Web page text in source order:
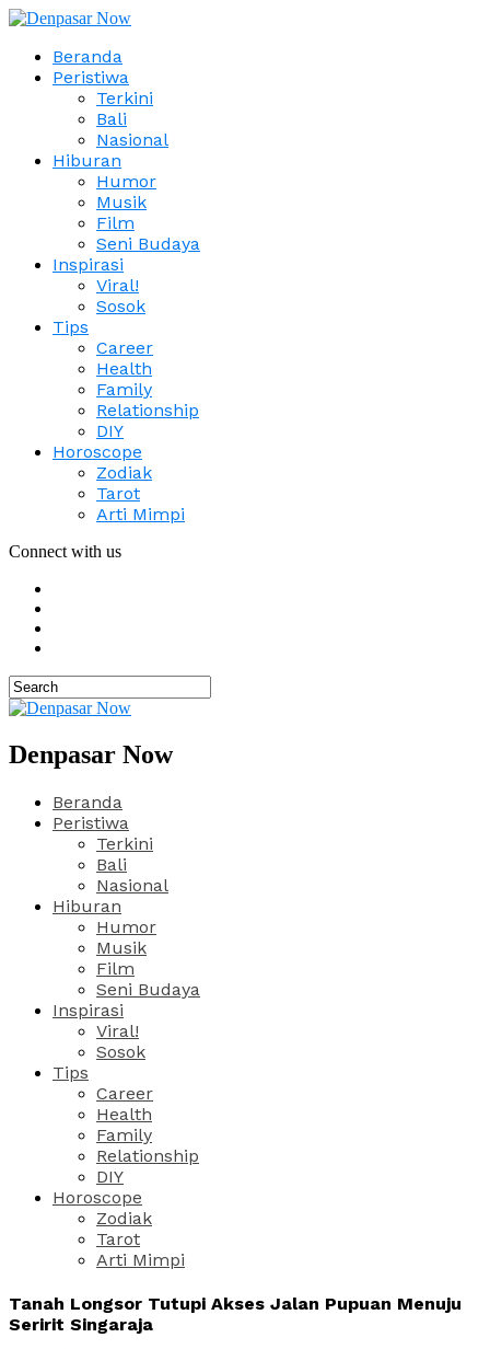
Beranda
Peristiwa
Terkini
Bali
Nasional
Hiburan
Humor
Musik
Film
Seni Budaya
Inspirasi
Viral!
Sosok
Tips
Career
Health
Family
Relationship
DIY
Horoscope
Zodiak
Tarot
Arti Mimpi
Connect with us
Denpasar Now
Beranda
Peristiwa
Terkini
Bali
Nasional
Hiburan
Humor
Musik
Film
Seni Budaya
Inspirasi
Viral!
Sosok
Tips
Career
Health
Family
Relationship
DIY
Horoscope
Zodiak
Tarot
Arti Mimpi
Tanah Longsor Tutupi Akses Jalan Pupuan Menuju
Seririt Singaraja